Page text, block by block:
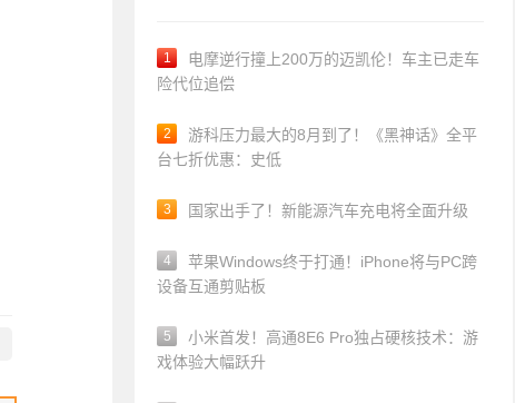
1
电摩逆行撞上200万的迈凯伦！车主已走车
险代位追偿
2
游科压力最大的8月到了！《黑神话》全平
台七折优惠：史低
3 国家出手了！新能源汽车充电将全面升级
4
苹果Windows终于打通！iPhone将与PC跨
设备互通剪贴板
5
小米首发！高通8E6 Pro独占硬核技术：游
戏体验大幅跃升